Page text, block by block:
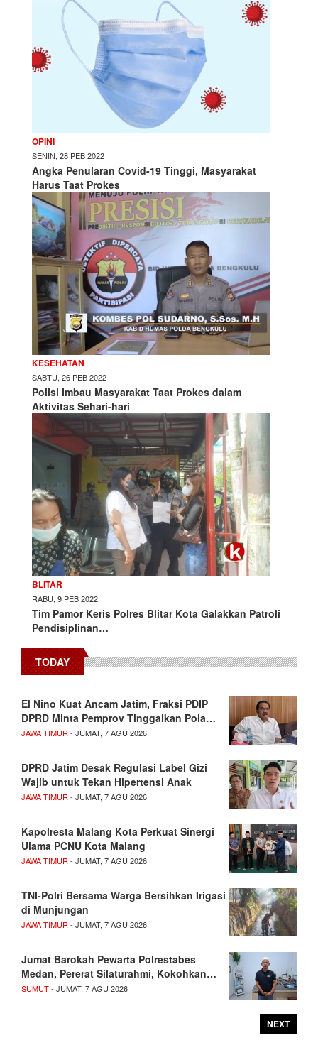
OPINI
SENIN, 28 PEB 2022
Angka Penularan Covid-19 Tinggi, Masyarakat
Harus Taat Prokes
KESEHATAN
SABTU, 26 PEB 2022
Polisi Imbau Masyarakat Taat Prokes dalam
Aktivitas Sehari-hari
BLITAR
RABU, 9 PEB 2022
Tim Pamor Keris Polres Blitar Kota Galakkan Patroli
Pendisiplinan…
TODAY
El Nino Kuat Ancam Jatim, Fraksi PDIP
DPRD Minta Pemprov Tinggalkan Pola…
JAWA TIMUR - JUMAT, 7 AGU 2026
DPRD Jatim Desak Regulasi Label Gizi
Wajib untuk Tekan Hipertensi Anak
JAWA TIMUR - JUMAT, 7 AGU 2026
Kapolresta Malang Kota Perkuat Sinergi
Ulama PCNU Kota Malang
JAWA TIMUR - JUMAT, 7 AGU 2026
TNI-Polri Bersama Warga Bersihkan Irigasi
di Munjungan
JAWA TIMUR - JUMAT, 7 AGU 2026
Jumat Barokah Pewarta Polrestabes
Medan, Pererat Silaturahmi, Kokohkan…
SUMUT- JUMAT, 7 AGU 2026
NEXT